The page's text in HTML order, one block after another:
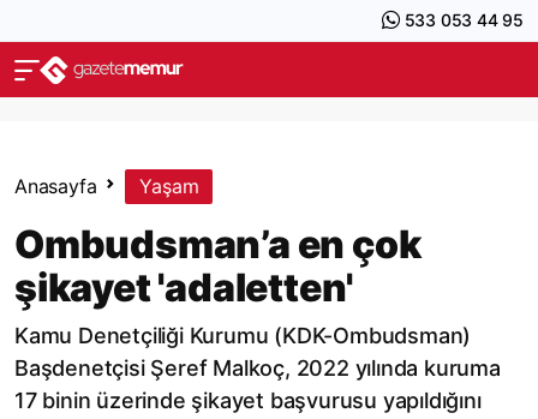
533 053 44 95
Anasayfa Yaşam
Ombudsman’a en çok
şikayet 'adaletten'
Kamu Denetçiliği Kurumu (KDK-Ombudsman)
Başdenetçisi Şeref Malkoç, 2022 yılında kuruma
17 binin üzerinde şikayet başvurusu yapıldığını